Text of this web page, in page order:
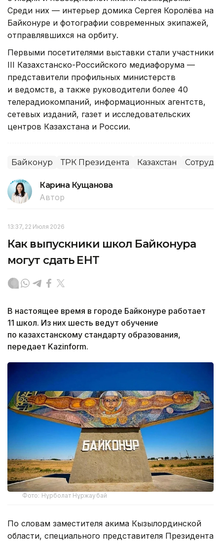
Среди них — интерьер домика Сергея Королёва на
Байконуре и фотографии современных экипажей,
отправлявшихся на орбиту.
Первыми посетителями выставки стали участники
III Казахстанско-Российского медиафорума —
представители профильных министерств
и ведомств, а также руководители более 40
телерадиокомпаний, информационных агентств,
сетевых изданий, газет и исследовательских
центров Казахстана и России.
Байконур ТРК Президента Казахстан
Карина Кущанова
Автор
13:37, 22 Июля 2026
Как выпускники школ Байконура
могут сдать ЕНТ
В настоящее время в городе Байконуре работает
11 школ. Из них шесть ведут обучение
по казахстанскому стандарту образования,
передает Kazinform.
Фото: Нұрболат Нұржаубай
По словам заместителя акима Кызылординской
области, специального представителя Президента